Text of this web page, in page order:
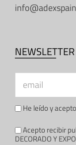
NEWSLETTER
He leído y
Acepto recibir
DECORADO Y